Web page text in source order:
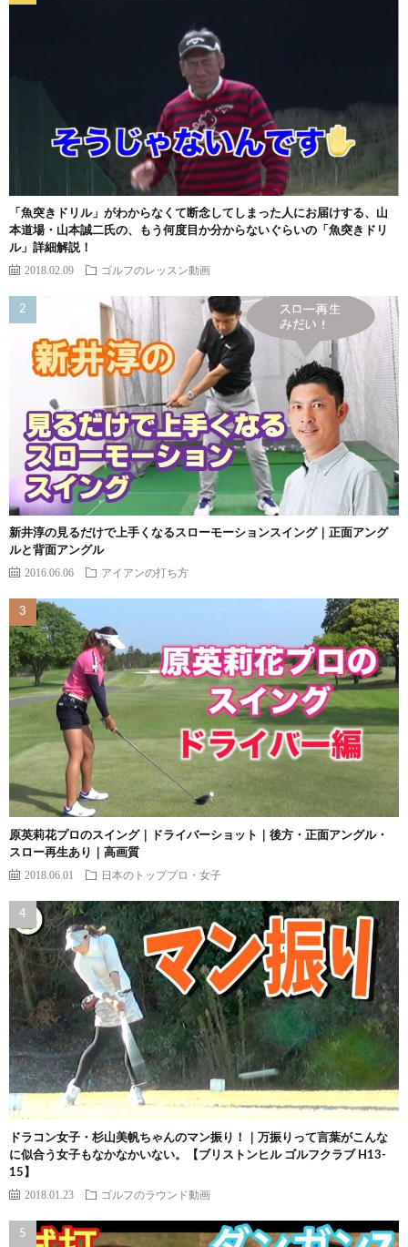
「魚突きドリル」がわからなくて断念してしまった人にお届けする、山
本道場・山本誠二氏の、もう何度目か分からないぐらいの「魚突きドリ
ル」詳細解説！
2018.02.09 ゴルフのレッスン動画
新井淳の見るだけで上手くなるスローモーションスイング｜正面アング
ルと背面アングル
2016.06.06 アイアンの打ち方
原英莉花プロのスイング｜ドライバーショット｜後方・正面アングル・
スロー再生あり｜高画質
2018.06.01 日本のトッププロ・女子
ドラコン女子・杉山美帆ちゃんのマン振り！｜万振りって言葉がこんな
に似合う女子もなかなかいない。【ブリストンヒル ゴルフクラブ H13-
15】
2018.01.23 ゴルフのラウンド動画